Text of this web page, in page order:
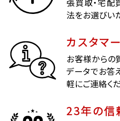
張買取・宅配
法をお選びい
カスタマ
お客様からの
データでお答
軽にご連絡く
23年の信